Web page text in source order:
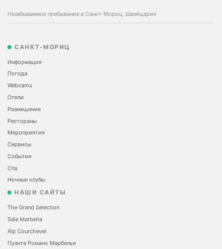
Незабываемое пребывание в Санкт-Мориц, Швейцария
САНКТ-МОРИЦ
Информация
Погода
Webcams
Отели
Размещение
Рестораны
Мероприятия
Сервисы
События
Спа
Ночные клубы
НАШИ САЙТЫ
The Grand Selection
Sale Marbella
Alp Courchevel
Пуэнте Романо Марбелья